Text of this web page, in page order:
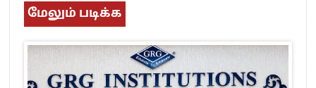
மேலும் படிக்க